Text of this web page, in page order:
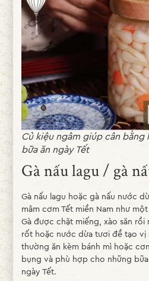
Củ kiệu ngâm giúp cân
bữa ăn ngày Tết
Gà nấu lagu / gà
Gà nấu lagu hoặc gà nấu nước
mâm cơm Tết miền Nam như
Gà được chặt miếng, xào săn rồi
rốt hoặc nước dừa tươi để tạo vị
thường ăn kèm bánh mì hoặc
bụng và phù hợp cho những
ngày Tết.